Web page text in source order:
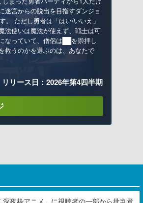
迷宮からの脱出を目指すダンジョ
。 ただし勇者は「はい/いいえ」
法使いは魔法が使えず、戦士は可
なっていて、僧侶は██を崇拝し
救うのかを選ぶのは、あなたで
リリース日：2026年第4四半期